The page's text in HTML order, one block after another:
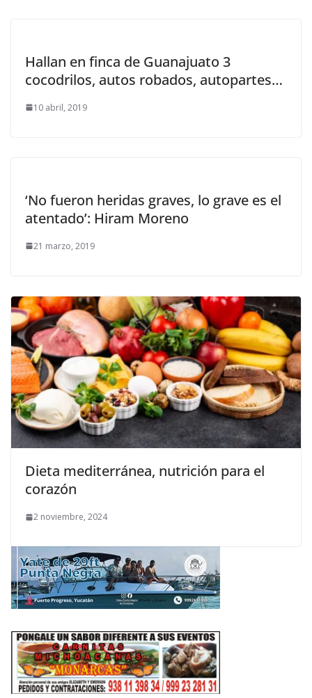
Hallan en finca de Guanajuato 3
cocodrilos, autos robados, autopartes…
10 abril, 2019
‘No fueron heridas graves, lo grave es el
atentado’: Hiram Moreno
21 marzo, 2019
Dieta mediterránea, nutrición para el
corazón
2 noviembre, 2024